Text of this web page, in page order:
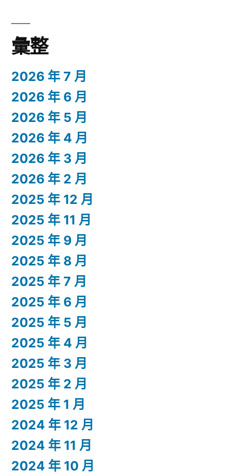
彙整
2026 年 7 月
2026 年 6 月
2026 年 5 月
2026 年 4 月
2026 年 3 月
2026 年 2 月
2025 年 12 月
2025 年 11 月
2025 年 9 月
2025 年 8 月
2025 年 7 月
2025 年 6 月
2025 年 5 月
2025 年 4 月
2025 年 3 月
2025 年 2 月
2025 年 1 月
2024 年 12 月
2024 年 11 月
2024 年 10 月